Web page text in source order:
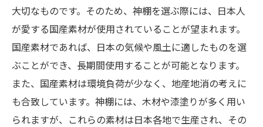
大切なものです。そのため、神棚を選ぶ際には、日本人
が愛する国産素材が使用されていることが望まれます。
国産素材であれば、日本の気候や風土に適したものを選
ぶことができ、長期間使用することが可能となります。
また、国産素材は環境負荷が少なく、地産地消の考えに
も合致しています。神棚には、木材や漆塗りが多く用い
られますが、これらの素材は日本各地で生産され、その